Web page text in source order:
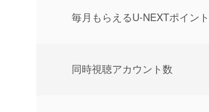
毎⽉もらえるU-NEXTポイント
同時視聴アカウント数